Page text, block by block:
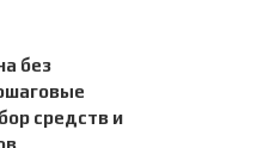
без
средств и